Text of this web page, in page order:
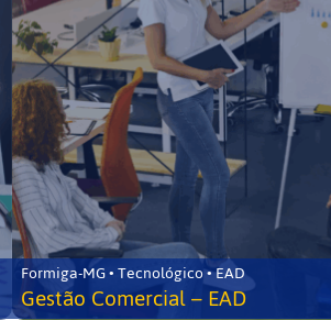
Formiga-MG • Tecnológico • EAD
Gestão Comercial – EAD